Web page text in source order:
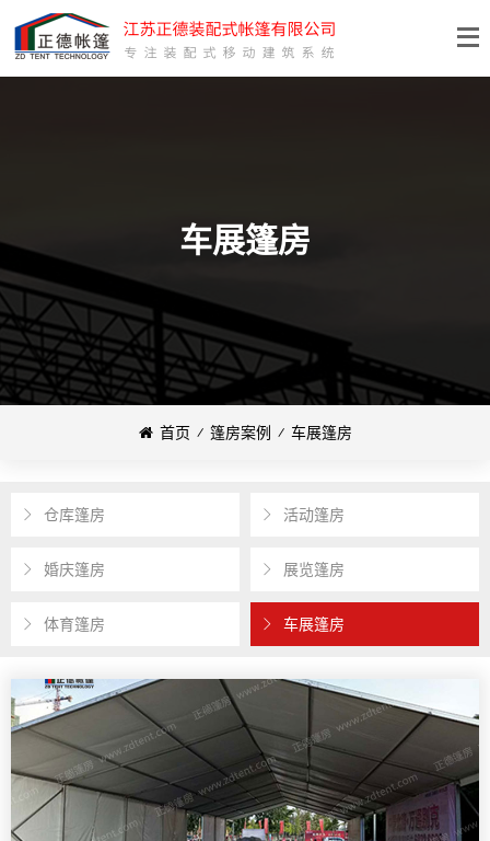
车展篷房
首页 ⁄ 篷房案例 ⁄ 车展篷房
仓库篷房 活动篷房
婚庆篷房 展览篷房
体育篷房 车展篷房